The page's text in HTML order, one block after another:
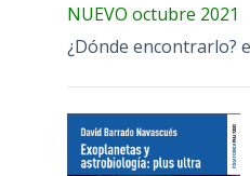
NUEVO octubre 2021
¿Dónde encontrarlo?